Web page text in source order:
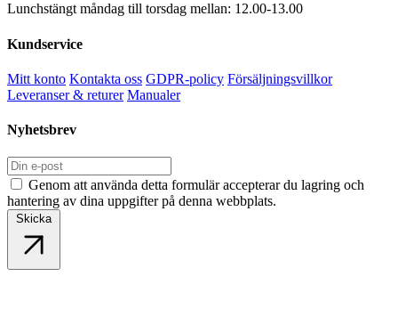
Lunchstängt måndag till torsdag mellan: 12.00-13.00
Kundservice
Mitt konto Kontakta oss GDPR-policy Försäljningsvillkor
Leveranser & returer Manualer
Nyhetsbrev
Genom att använda detta formulär accepterar du lagring och
hantering av dina uppgifter på denna webbplats.
Skicka